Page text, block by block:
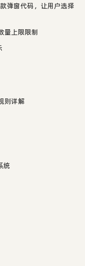
弹窗代码，让用户选择
量上限限制
则详解
统